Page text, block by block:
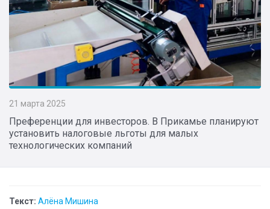
21 марта 2025
Преференции для инвесторов. В Прикамье планируют
установить налоговые льготы для малых
технологических компаний
Текст: Алёна Мишина